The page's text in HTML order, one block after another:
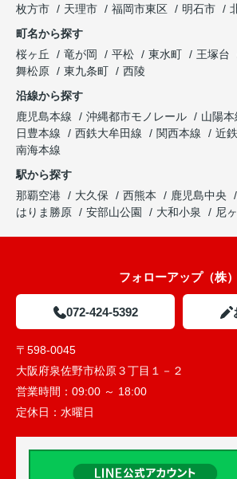
枚方市
天理市 福岡市東区 明石市
町名から探す
桜ヶ丘
竜が岡 平松 東水町 王塚台
舞松原
東九条町
西陵
沿線から探す
鹿児島本線
沖縄都市モノレール 山陽本
日豊本線
西鉄大牟田線 関西本線 近
南海本線
駅から探す
那覇空港
大久保 西熊本 鹿児島中央
はりま勝原
安部山公園 大和小泉 尼
フォローアップ（株）
072-424-5392
〒598-0045
大阪府泉佐野市松原３丁目１－２
営業時間： 09:00 ～ 18:00
定休日： 水曜日